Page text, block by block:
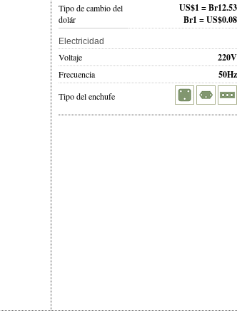
Tipo de cambio del
dolár
US$1 = Br12.53
Br1 = US$0.08
Electricidad
Voltaje 220V
Frecuencia 50Hz
Tipo del enchufe